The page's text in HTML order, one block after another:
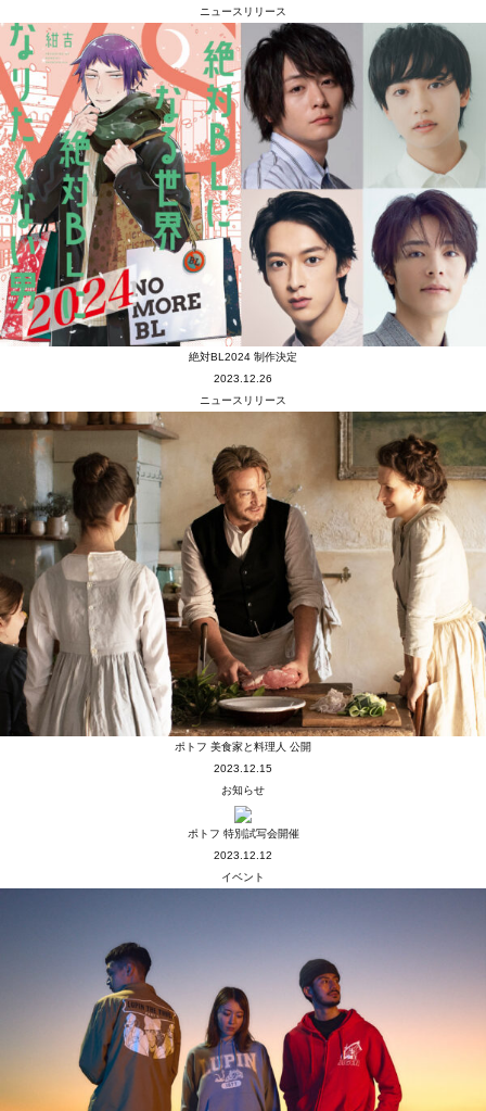
CONTACT
ニュースリリース
絶対BL2024 制作決定
2023.12.26
ニュースリリース
ポトフ 美食家と料理人 公開
2023.12.15
お知らせ
ポトフ 特別試写会開催
2023.12.12
イベント